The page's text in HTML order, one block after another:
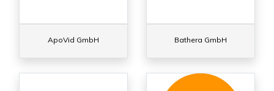
ApoVid GmbH Bathera GmbH